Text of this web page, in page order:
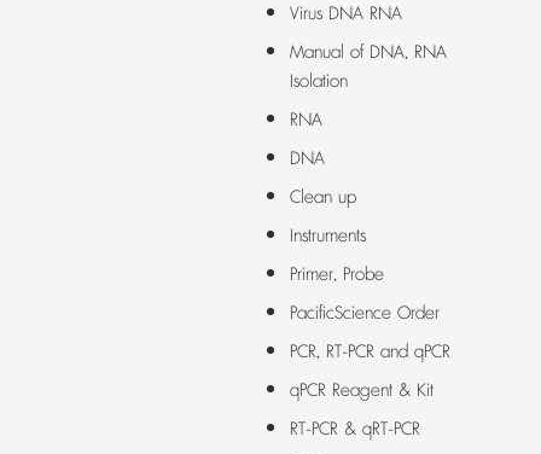
Virus DNA RNA
Manual of DNA, RNA
Isolation
RNA
DNA
Clean up
Instruments
Primer, Probe
PacificScience Order
PCR, RT-PCR and qPCR
qPCR Reagent & Kit
RT-PCR & qRT-PCR